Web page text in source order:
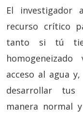
El investigador
recurso crítico
tanto si tú
acceso al agua
desarrollar tus
manera normal